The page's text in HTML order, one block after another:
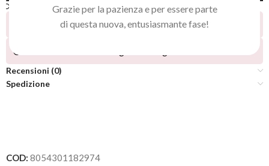
Grazie per la pazienza e per essere parte
di questa nuova, entusiasmante fase!
Confronta
Aggiungi alla lista dei desideri
Persone che guardano questo prodotto ora!
Recensioni (0)
Spedizione
COD: 8054301182974